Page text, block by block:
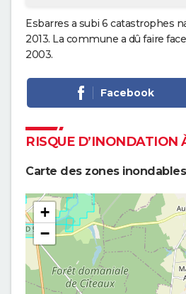
Esbarres a subi 6 catastrophes
2013. La commune a dû faire
2003.
Facebook
RISQUE D’INONDATION
Carte des zones
+
−